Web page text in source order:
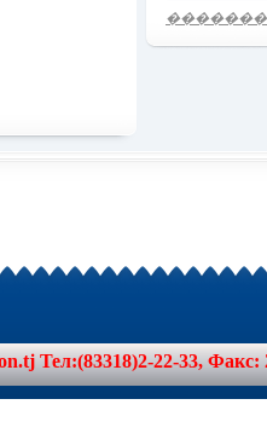
����
Тел:(83318)2-22-33, Факс: